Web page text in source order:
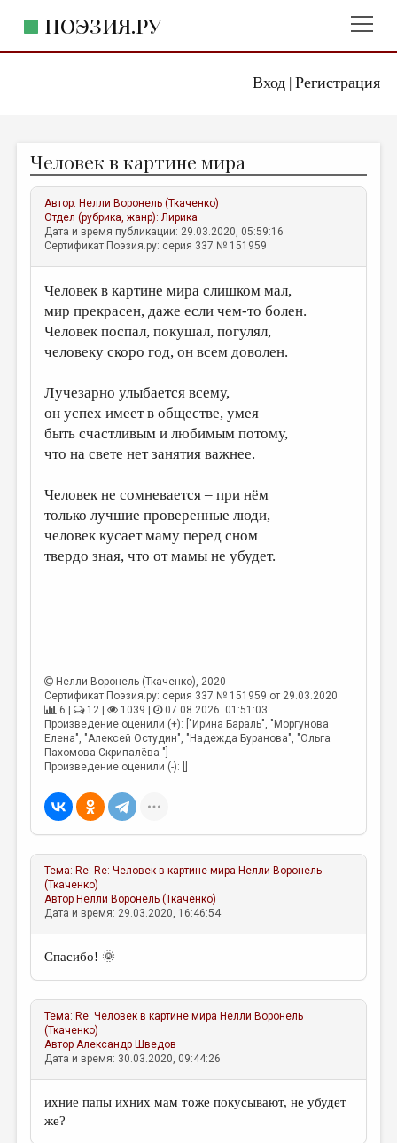
Вход| Регистрация
ПОЭЗИЯ.РУ
ЖАНРЫ
АВТОРЫ
КОММЕНТАРИИ
ЛИТСАЛОН
НОВОСТИ
ПРАВИЛА САЙТА
ИЗБРАННОЕ
ДАЙДЖЕСТ
ПРОИЗВЕДЕНИЯ
ПЕРЕВОДЫ
КОНКУРСЫ
ДЕТСКАЯ КОМНАТА
ОБЪЯВЛЕНИЯ
КОЛОНКА РЕДАКТОРА
РЕДКОЛЛЕГИЯ
ОТ РЕДАКЦИИ
МАЛАЯ ПРОЗА
ЭССЕИСТИКА
ЛИТЕРАТУРОВЕДЕНИЕ
КУЛЬТУРОВЕДЕНИЕ
ПУБЛИЦИСТИКА
РЕЦЕНЗИРОВАНИЕ
ТРЕДИАКОВСКИЙ
МЕДИА
ВКОНТАКТЕ
Человек в картине мира
Автор: Нелли Воронель (Ткаченко)
Отдел (рубрика, жанр):Лирика
Дата и время публикации: 29.03.2020, 05:59:16
Сертификат Поэзия.ру: серия 337 № 151959
Человек в картине мира слишком мал,
мир прекрасен, даже если чем-то болен.
Человек поспал, покушал, погулял,
человеку скоро год, он всем доволен.
Лучезарно улыбается всему,
он успех имеет в обществе, умея
быть счастливым и любимым потому,
что на свете нет занятия важнее.
Человек не сомневается – при нём
только лучшие проверенные люди,
человек кусает маму перед сном
твердо зная, что от мамы не убудет.
Нелли Воронель (Ткаченко), 2020
Сертификат Поэзия.ру: серия 337 № 151959 от 29.03.2020
6 |
12 | 1039 |
07.08.2026. 01:51:03
Произведение оценили (+): ["Ирина Бараль", "Моргунова
Елена", "Алексей Остудин", "Надежда Буранова", "Ольга
Пахомова-Скрипалёва "]
Произведение оценили (-): []
Тема: Re: Re: Человек в картине мира Нелли Воронель
(Ткаченко)
Автор Нелли Воронель (Ткаченко)
Дата и время: 29.03.2020, 16:46:54
Спасибо! 🌞
Тема: Re: Человек в картине мира Нелли Воронель
(Ткаченко)
АвторАлександр Шведов
Дата и время: 30.03.2020, 09:44:26
ихние папы ихних мам тоже покусывают, не убудет
же?